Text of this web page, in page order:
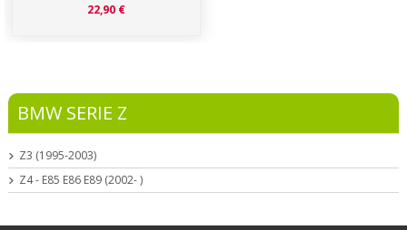
22,90 €
BMW SERIE Z
Z3 (1995-2003)
Z4 - E85 E86 E89 (2002- )